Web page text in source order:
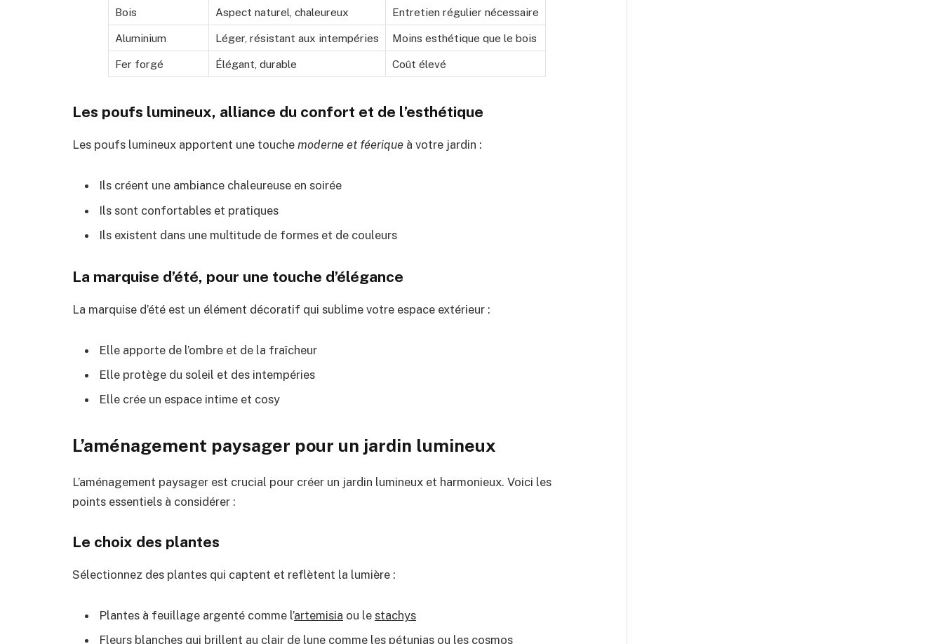
Bois Aspect naturel, chaleureux Entretien régulier nécessaire
Aluminium Léger, résistant aux intempéries Moins esthétique que le bois
Fer forgé Élégant, durable Coût élevé
Les poufs lumineux, alliance du confort et de l’esthétique
Les poufs lumineux apportent une touche moderne et féerique à votre jardin :
Ils créent une ambiance chaleureuse en soirée
Ils sont confortables et pratiques
Ils existent dans une multitude de formes et de couleurs
La marquise d’été, pour une touche d’élégance
La marquise d’été est un élément décoratif qui sublime votre espace extérieur :
Elle apporte de l’ombre et de la fraîcheur
Elle protège du soleil et des intempéries
Elle crée un espace intime et cosy
L’aménagement paysager pour un jardin lumineux
L’aménagement paysager est crucial pour créer un jardin lumineux et harmonieux. Voici les
points essentiels à considérer :
Le choix des plantes
Sélectionnez des plantes qui captent et reflètent la lumière :
Plantes à feuillage argenté comme l’artemisia ou le stachys
Fleurs blanches qui brillent au clair de lune comme les pétunias ou les cosmos